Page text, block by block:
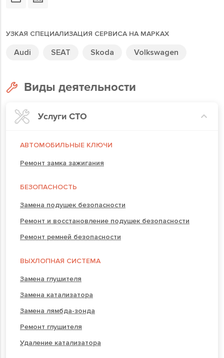
УЗКАЯ СПЕЦИАЛИЗАЦИЯ СЕРВИСА НА МАРКАХ
Audi SEAT Skoda Volkswagen
Виды деятельности
Услуги СТО
АВТОМОБИЛЬНЫЕ КЛЮЧИ
Ремонт замка зажигания
БЕЗОПАСНОСТЬ
Замена подушек безопасности
Ремонт и восстановление подушек безопасности
Ремонт ремней безопасности
ВЫХЛОПНАЯ СИСТЕМА
Замена глушителя
Замена катализатора
Замена лямбда-зонда
Ремонт глушителя
Удаление катализатора